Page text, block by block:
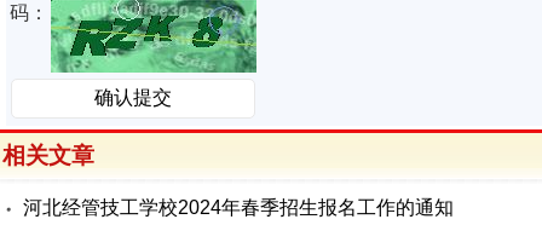
码：
相关文章
河北经管技工学校2024年春季招生报名工作的通知